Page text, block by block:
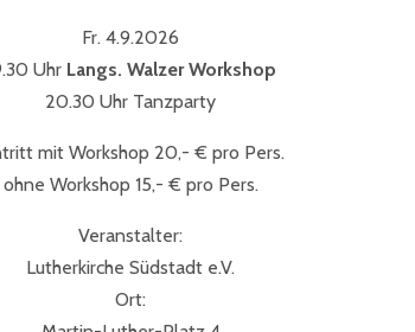
Fr. 4.9.2026
UhrLangs. Walzer Workshop
20.30 Uhr Tanzparty
mit Workshop 20,- € pro Pers.
ohne Workshop 15,- € pro Pers.
Veranstalter:
Lutherkirche Südstadt e.V.
Ort: